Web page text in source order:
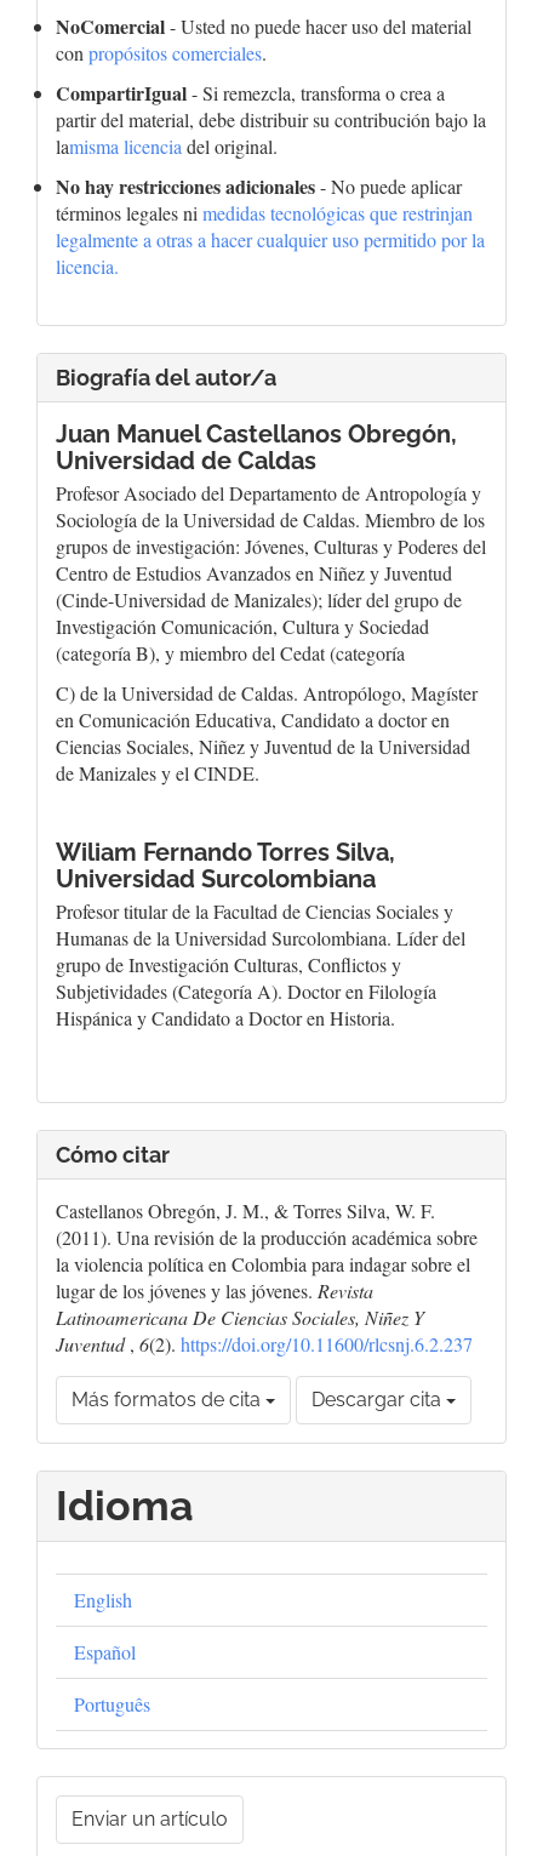
NoComercial- Usted no puede hacer uso del material
con propósitos comerciales.
CompartirIgual- Si remezcla, transforma o crea a
partir del material, debe distribuir su contribución bajo la
lamisma licencia del original.
No hay restricciones adicionales- No puede aplicar
términos legales ni medidas tecnológicas que restrinjan
legalmente a otras a hacer cualquier uso permitido por la
licencia.
Biografía del autor/a
Juan Manuel Castellanos Obregón,
Universidad de Caldas
Profesor Asociado del Departamento de Antropología y
Sociología de la Universidad de Caldas. Miembro de los
grupos de investigación: Jóvenes, Culturas y Poderes del
Centro de Estudios Avanzados en Niñez y Juventud
(Cinde-Universidad de Manizales); líder del grupo de
Investigación Comunicación, Cultura y Sociedad
(categoría B), y miembro del Cedat (categoría
C) de la Universidad de Caldas. Antropólogo, Magíster
en Comunicación Educativa, Candidato a doctor en
Ciencias Sociales, Niñez y Juventud de la Universidad
de Manizales y el CINDE.
Wiliam Fernando Torres Silva,
Universidad Surcolombiana
Profesor titular de la Facultad de Ciencias Sociales y
Humanas de la Universidad Surcolombiana. Líder del
grupo de Investigación Culturas, Conflictos y
Subjetividades (Categoría A). Doctor en Filología
Hispánica y Candidato a Doctor en Historia.
Cómo citar
Castellanos Obregón, J. M., & Torres Silva, W. F.
(2011). Una revisión de la producción académica sobre
la violencia política en Colombia para indagar sobre el
lugar de los jóvenes y las jóvenes. Revista
Latinoamericana De Ciencias Sociales, Niñez Y
Juventud, 6(2). https://doi.org/10.11600/rlcsnj.6.2.237
Más formatos de cita Descargar cita
Idioma
English
Español
Português
Enviar
unEnviar un artículo